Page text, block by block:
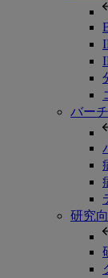
バー
研究